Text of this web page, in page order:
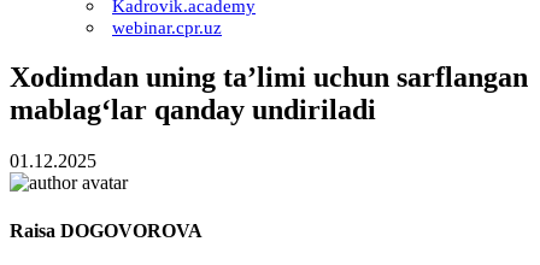
Kadrovik.academy
webinar.cpr.uz
Xodimdan uning ta’limi uchun sarflangan
mablagʻlar qanday undiriladi
01.12.2025
Raisa DOGOVOROVA